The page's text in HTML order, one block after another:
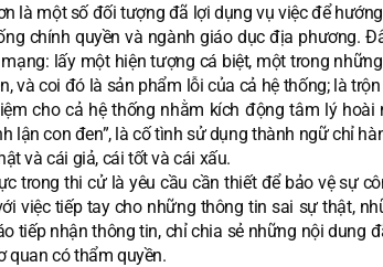
là một số đối tượng đã lợi dụng vụ việc để
chính quyền và ngành giáo dục địa phương.
lấy một hiện tượng cá biệt, một trong
và coi đó là sản phẩm lỗi của cả hệ thống; là
cho cả hệ thống nhằm kích động tâm lý
lận con đen”, là cố tình sử dụng thành ngữ chỉ
và cái giả, cái tốt và cái xấu.
trong thi cử là yêu cầu cần thiết để bảo vệ sự
việc tiếp tay cho những thông tin sai sự thật,
tiếp nhận thông tin, chỉ chia sẻ những nội dung
quan có thẩm quyền.